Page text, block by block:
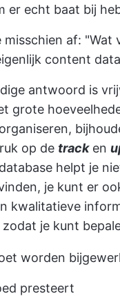
er echt baat bij
misschien af: "Wat
content
antwoord is
grote
op de tracken
helpt je
je kunt er
kwalitatieve
je kunt
worden
presteert